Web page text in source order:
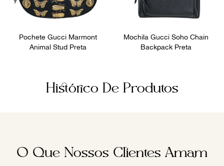
Pochete Gucci Marmont
Animal Stud Preta
Mochila Gucci Soho Chain
Backpack Preta
Histórico De Produtos
O Que Nossos Clientes Amam